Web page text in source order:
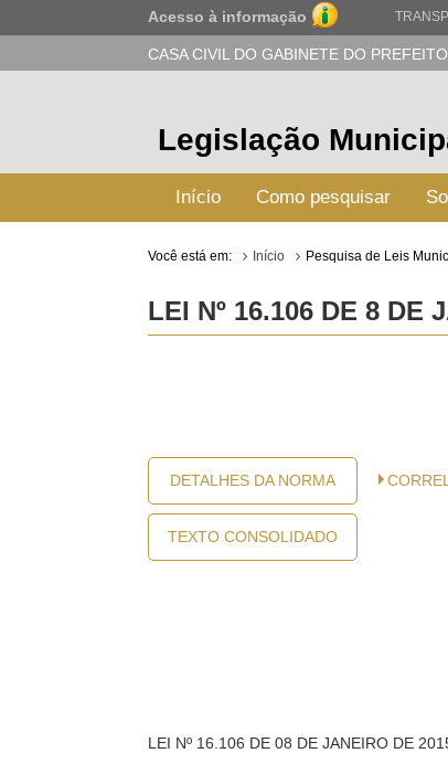
Acesso à informação
CASA CIVIL DO GABINETE DO PREFEITO
Legislação
Início Como pesquisar
Você está em: Início Pesquisa de Leis
LEI Nº 16.106 DE 8 DE
DETALHES DA NORMA
TEXTO CONSOLIDADO
LEI Nº 16.106 DE 08 DE JANEIRO DE